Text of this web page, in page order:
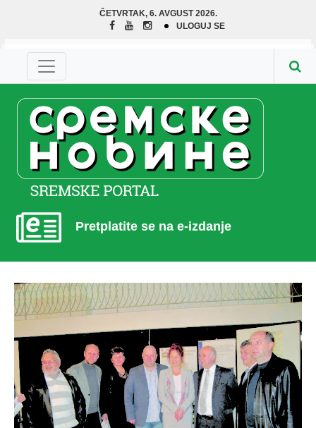
ČETVRTAK, 6. AVGUST 2026.
ULOGUJ SE
Pretplatite se na e-izdanje